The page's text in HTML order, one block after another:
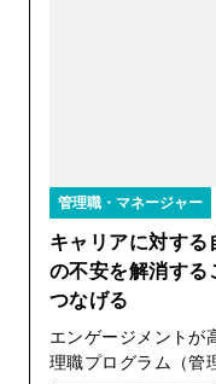
管理職・マネージャー
キャリアに対す
の不安を解消する
つなげる
エンゲージメントが
理職プログラム（管